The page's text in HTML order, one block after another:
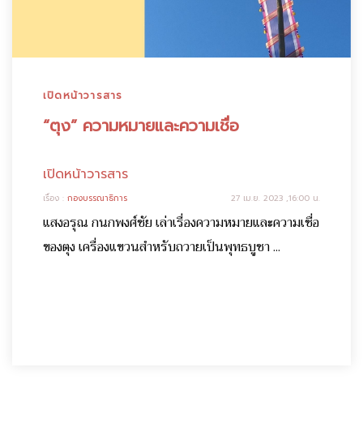
เปิดหน้าวารสาร
“ตุง” ความหมายและความเชื่อ
เปิดหน้าวารสาร
เรื่อง : กองบรรณาธิการ 27 เม.ย. 2023 ,16:00 น.
แสงอรุณ กนกพงศ์ชัย เล่าเรื่องความหมายและความเชื่อ
ของตุง เครื่องแขวนสำหรับถวายเป็นพุทธบูชา ...